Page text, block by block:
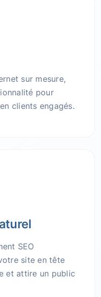
sur mesure,
pour
clients engagés.
SEO
site en tête
et attire un public